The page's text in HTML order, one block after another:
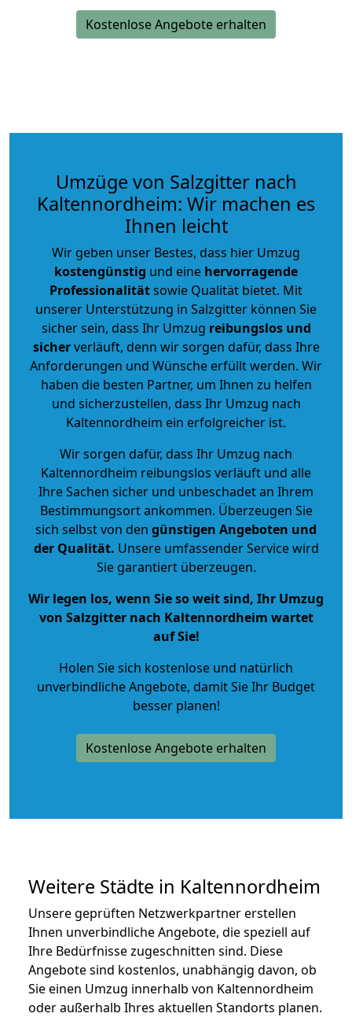
Kostenlose Angebote erhalten
Umzüge von Salzgitter nach
Kaltennordheim: Wir machen es
Ihnen leicht
Wir geben unser Bestes, dass hier Umzug
kostengünstig und eine hervorragende
Professionalitätsowie Qualität bietet. Mit
unserer Unterstützung in Salzgitter können Sie
sicher sein, dass Ihr Umzug reibungslos und
sicherverläuft, denn wir sorgen dafür, dass Ihre
Anforderungen und Wünsche erfüllt werden. Wir
haben die besten Partner, um Ihnen zu helfen
und sicherzustellen, dass Ihr Umzug nach
Kaltennordheim ein erfolgreicher ist.
Wir sorgen dafür, dass Ihr Umzug nach
Kaltennordheim reibungslos verläuft und alle
Ihre Sachen sicher und unbeschadet an Ihrem
Bestimmungsort ankommen. Überzeugen Sie
sich selbst von den günstigen Angeboten und
der Qualität. Unsere umfassender Service wird
Sie garantiert überzeugen.
Wir legen los, wenn Sie so weit sind, Ihr Umzug
von Salzgitter nach Kaltennordheim wartet
auf Sie!
Holen Sie sich kostenlose und natürlich
unverbindliche Angebote, damit Sie Ihr Budget
besser planen!
Kostenlose Angebote erhalten
Weitere Städte in Kaltennordheim
Unsere geprüften Netzwerkpartner erstellen
Ihnen unverbindliche Angebote, die speziell auf
Ihre Bedürfnisse zugeschnitten sind. Diese
Angebote sind kostenlos, unabhängig davon, ob
Sie einen Umzug innerhalb von Kaltennordheim
oder außerhalb Ihres aktuellen Standorts planen.